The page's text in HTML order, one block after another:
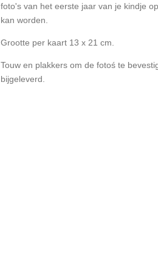
foto's van het eerste jaar van je kindje
kan worden.
Grootte per kaart 13 x 21 cm.
Touw en plakkers om de fotoś te
bijgeleverd.